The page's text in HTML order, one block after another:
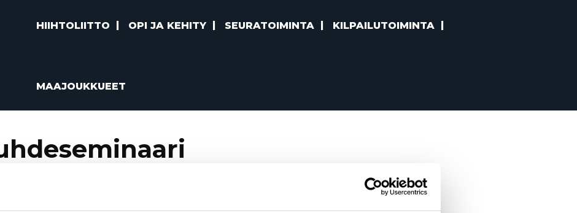
HIIHTOLIITTO OPI JA KEHITY SEURATOIMINTA KILPAILUTOIMINTA
MAAJOUKKUEET
johtaa tiedolla